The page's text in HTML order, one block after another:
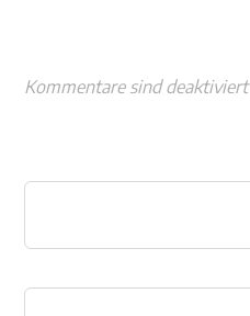
Kommentare sind deaktiviert